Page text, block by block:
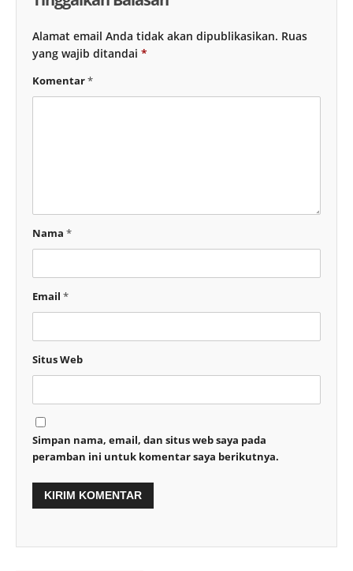
Alamat email Anda tidak akan dipublikasikan. Ruas
yang wajib ditandai *
Komentar*
Nama *
Email *
Situs Web
Simpan nama, email, dan situs web saya pada
peramban ini untuk komentar saya berikutnya.